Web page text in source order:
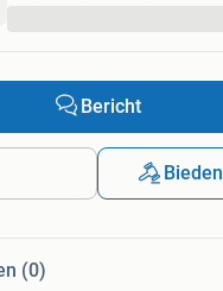
Bericht
Bieden
(0)